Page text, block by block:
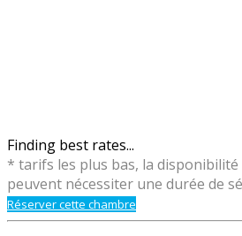
Finding best rates...
* tarifs les plus bas, la
peuvent nécessiter une durée de
Réserver cette chambre